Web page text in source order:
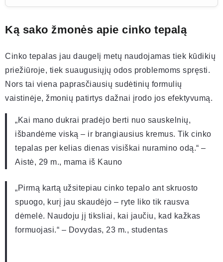
Ką sako žmonės apie cinko tepalą
Cinko tepalas jau daugelį metų naudojamas tiek kūdikių
priežiūroje, tiek suaugusiųjų odos problemoms spręsti.
Nors tai viena paprasčiausių sudėtinių formulių
vaistinėje, žmonių patirtys dažnai įrodo jos efektyvumą.
„Kai mano dukrai pradėjo berti nuo sauskelnių,
išbandėme viską – ir brangiausius kremus. Tik cinko
tepalas per kelias dienas visiškai nuramino odą.“ –
Aistė, 29 m., mama iš Kauno
„Pirmą kartą užsitepiau cinko tepalo ant skruosto
spuogo, kurį jau skaudėjo – ryte liko tik rausva
dėmelė. Naudoju jį tiksliai, kai jaučiu, kad kažkas
formuojasi.“ – Dovydas, 23 m., studentas